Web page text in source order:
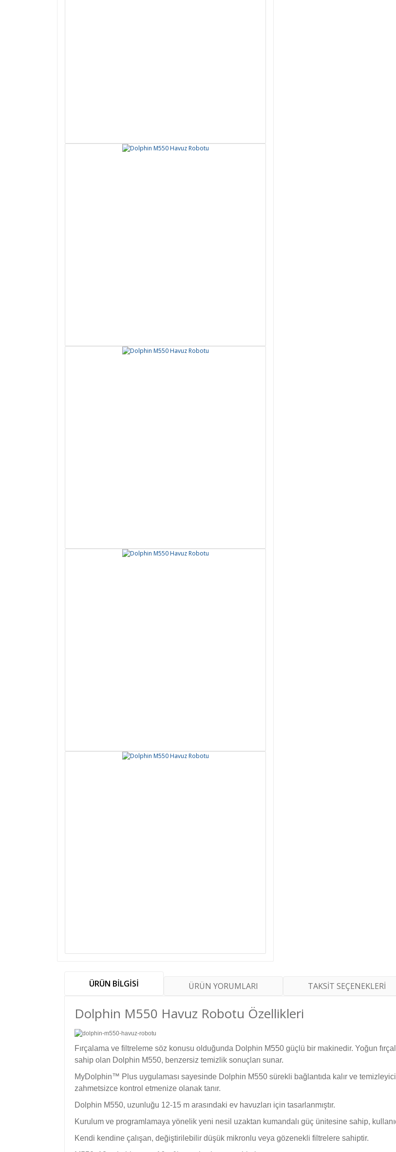
ÜRÜN BİLGİSİ ÜRÜN YORUMLARI TAKSİT SEÇENEKLERİ
Dolphin M550 Havuz Robotu Özellikleri
Fırçalama ve filtreleme söz konusu olduğunda Dolphin M550 güçlü bir makinedir. Yoğun
sahip olan Dolphin M550, benzersiz temizlik sonuçları sunar.
MyDolphin™ Plus uygulaması sayesinde Dolphin M550 sürekli bağlantıda kalır ve
zahmetsizce kontrol etmenize olanak tanır.
Dolphin M550, uzunluğu 12-15 m arasındaki ev havuzları için tasarlanmıştır.
Kurulum ve programlamaya yönelik yeni nesil uzaktan kumandalı güç ünitesine sahip,
Kendi kendine çalışan, değiştirilebilir düşük mikronlu veya gözenekli filtrelere sahiptir.